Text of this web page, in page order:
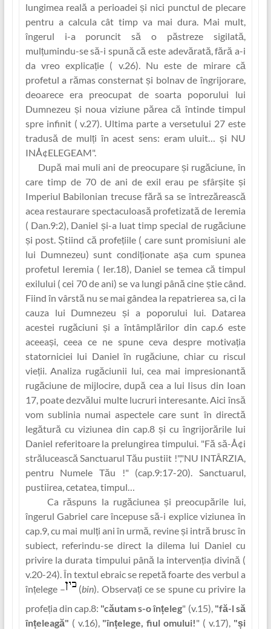
lungimea reală a perioadei și nici punctul de plecare
pentru a calcula cât timp va mai dura. Mai mult,
îngerul i-a poruncit să o păstreze sigilată,
mulț‏umindu-se să-i spună că este adevărată, fără a-i
da vreo explicaț‏ie ( v.26). Nu este de mirare că
profetul a rămas consternat și bolnav de îngrijorare,
deoarece era preocupat de soarta poporului lui
Dumnezeu și noua viziune părea că întinde timpul
spre infinit ( v.27). Ultima parte a versetului 27 este
tradusă de mul‏ți în acest sens: eram uluit… și NU
INÅ¢ELEGEAM".
După mai mul‏i ani de preocupare și rugăciune, în
care timp de 70 de ani de exil erau pe sfârșite și
Imperiul Babilonian trecuse fără sa se întrezărească
acea restaurare spectaculoasă profetizată de Ieremia
( Dan.9:2), Daniel și-a luat timp special de rugăciune
și post. Știind că profe‏țiile ( care sunt promisiuni ale
lui Dumnezeu) sunt condiț‏ionate așa cum spunea
profetul Ieremia ( Ier.18), Daniel se temea că timpul
exilului ( cei 70 de ani) se va lungi până cine știe când.
Fiind în vârstă nu se mai gândea la repatrierea sa, ci la
cauza lui Dumnezeu și a poporului lui. Datarea
acestei rugăciuni și a întâmplărilor din cap.6 este
aceeași, ceea ce ne spune ceva despre motiva‏ția
statorniciei lui Daniel în rugăciune, chiar cu riscul
vieț‏ii. Analiza rugăciunii lui, cea mai impresionantă
rugăciune de mijlocire, după cea a lui Iisus din Ioan
17, poate dezvălui multe lucruri interesante. Aici însă
vom sublinia numai aspectele care sunt în directă
legătură cu viziunea din cap.8 și cu îngrijorările lui
Daniel referitoare la prelungirea timpului. "Fă să-Å¢i
strălucească Sanctuarul Tău pustiit !","NU INTÂRZIA,
pentru Numele Tău !" (cap.9:17-20). Sanctuarul,
pustiirea, cetatea, timpul…
Ca răspuns la rugăciunea și preocupările lui,
îngerul Gabriel care începuse să-i explice viziunea în
cap.9, cu mai mul‏ți ani în urmă, revine și intră brusc în
subiect, referindu-se direct la dilema lui Daniel cu
privire la durata timpului până la interven‏ția divină (
v.20-24). În textul ebraic se repetă foarte des verbul a
în‏țelege –
(bin). Observaț‏i ce se spune cu privire la
profe‏ția din cap.8:
"căutam s-o în‏țeleg" (v.15), "fă-l să
înț‏eleagă" ( v.16), "înț‏elege, fiul omului!" ( v.17), "și